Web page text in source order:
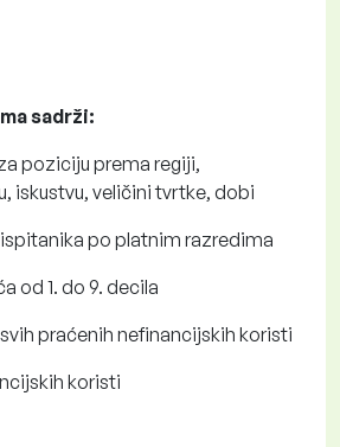
sadrži:
poziciju prema regiji,
iskustvu, veličini tvrtke, dobi
po platnim razredima
od 1. do 9. decila
praćenih nefinancijskih koristi
koristi